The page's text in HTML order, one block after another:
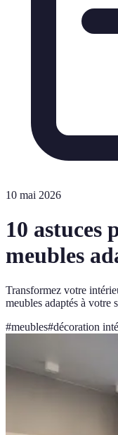
10 mai 2026
10 astuces
meubles
Transformez votre
meubles adaptés à votre
#meubles#décoration